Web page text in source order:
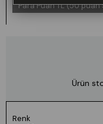
Para Puan TL (50
Ürün
Renk